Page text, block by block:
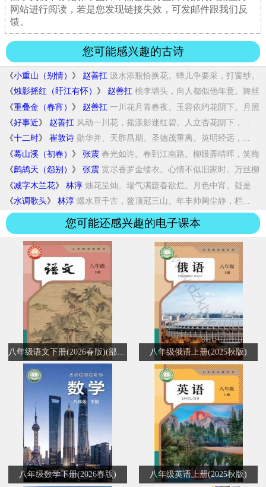
网站进行阅读，若是您发现链接失效，可发邮件跟我们反
馈。
您可能感兴趣的古诗
《小重山（别情） 》 赵善扛 汲水添瓶恰换花。蜂儿争要采，打窗纱。
青春...
《烛影摇红（盱江有怀） 》 赵善扛 桃李墙头，向人都似他年意。舞丝
千丈飏晴光...
《重叠金（春宵） 》 赵善扛 一川花月青春夜。玉容依约花阴下。月照
曲阑...
《好事近》 赵善扛 风动一川花，摇漾影迷红碧。人立杏花阴下，...
《十二时》 崔敦诗 勋华并、天胙昌期。圣德茂重离。英明经远，...
《蓦山溪（初春） 》 张震 春光如许。春到江南路。柳眼弄晴晖，笑梅
老...
《鹧鸪天（怨别） 》 张震 宽尽香罗金缕衣。心情不似旧家时。万丝柳
暗...
《减字木兰花》 林淳 烛花呈灿。瑞气满筵春欲烂。月色中宵。疑是...
《水调歌头》 林淳 螺水亘千古，鳌顶冠三山。年丰帅阃尘静，栏...
您可能还感兴趣的电子课本
八年级俄语上册(2025秋版)
八年级数学下册(2026春版) 八年级英语上册(2025秋版)